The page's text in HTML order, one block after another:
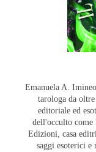
Emanuela A.
tarologa da
editoriale ed
dell'occulto come
Edizioni, casa
saggi esoterici e